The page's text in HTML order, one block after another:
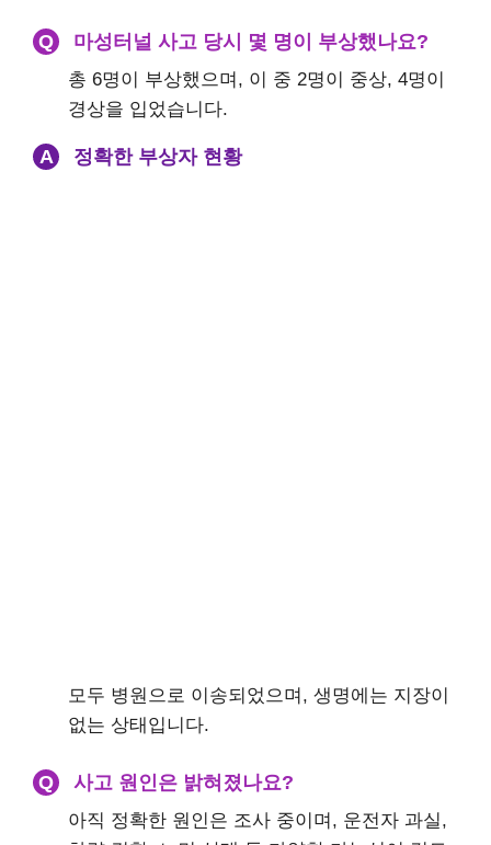
Q 마성터널 사고 당시 몇 명이 부상했나요?
총 6명이 부상했으며, 이 중 2명이 중상, 4명이
경상을 입었습니다.
A 정확한 부상자 현황
모두 병원으로 이송되었으며, 생명에는 지장이
없는 상태입니다.
Q 사고 원인은 밝혀졌나요?
아직 정확한 원인은 조사 중이며, 운전자 과실,